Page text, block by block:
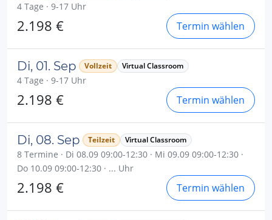
4 Tage · 9-17 Uhr
2.198 € Termin wählen
Di, 01. Sep Vollzeit Virtual Classroom
4 Tage · 9-17 Uhr
2.198 € Termin wählen
Di, 08. Sep Teilzeit Virtual Classroom
8 Termine · Di 08.09 09:00-12:30 · Mi 09.09 09:00-12:30 ·
Do 10.09 09:00-12:30 · ... Uhr
2.198 € Termin wählen